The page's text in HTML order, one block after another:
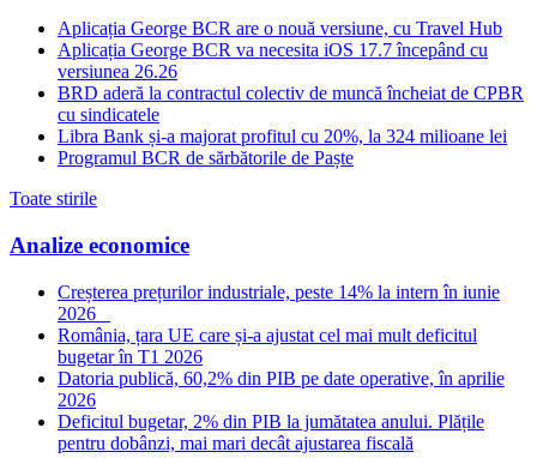
Aplicația George BCR are o nouă versiune, cu Travel Hub
Aplicația George BCR va necesita iOS 17.7 începând cu
versiunea 26.26
BRD aderă la contractul colectiv de muncă încheiat de CPBR
cu sindicatele
Libra Bank și-a majorat profitul cu 20%, la 324 milioane lei
Programul BCR de sărbătorile de Paște
Toate stirile
Analize economice
Creșterea prețurilor industriale, peste 14% la intern în iunie
2026
România, țara UE care și-a ajustat cel mai mult deficitul
bugetar în T1 2026
Datoria publică, 60,2% din PIB pe date operative, în aprilie
2026
Deficitul bugetar, 2% din PIB la jumătatea anului. Plățile
pentru dobânzi, mai mari decât ajustarea fiscală